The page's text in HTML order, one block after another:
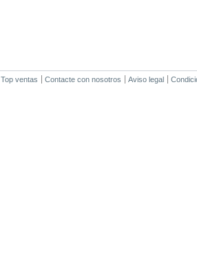
Top ventas Contacte con nosotros Aviso legal